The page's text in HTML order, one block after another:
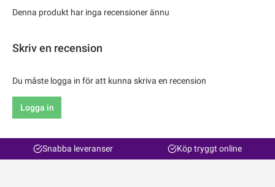
Denna produkt har inga recensioner ännu
Skriv en recension
Du måste logga in för att kunna skriva en recension
Logga in
Snabba leveranser Köp tryggt online